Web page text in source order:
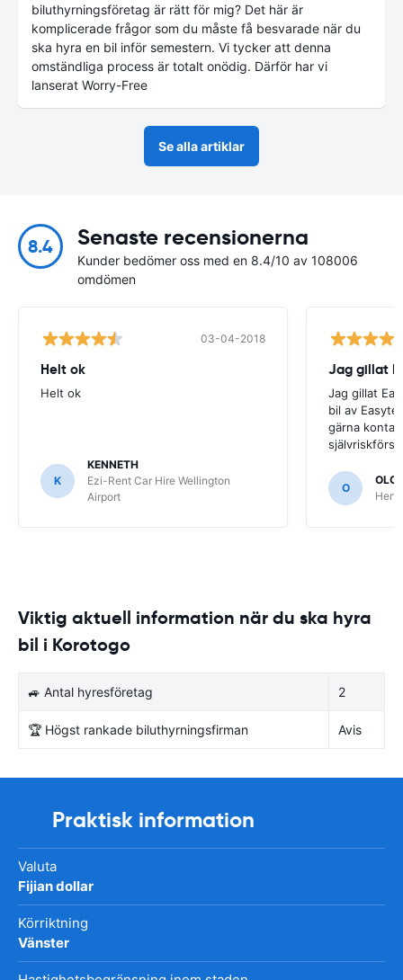
biluthyrningsföretag är rätt för mig? Det här är
komplicerade frågor som du måste få besvarade när du
ska hyra en bil inför semestern. Vi tycker att denna
omständliga process är totalt onödig. Därför har vi
lanserat Worry-Free
Se alla artiklar
8.4 Senaste recensionerna
Kunder bedömer oss med en 8.4/10 av 108006
omdömen
03-04-2018
Helt ok
Helt ok
K
KENNETH
Ezi-Rent Car Hire Wellington
Airport
Jag gillat
Jag gillat
bil av
gärna
O
OLOF
Viktig aktuell information när du ska hyra
bil i Korotogo
🚙 Antal hyresföretag 2
🏆 Högst rankade biluthyrningsfirman Avis
Praktisk information
Valuta
Fijian dollar
Körriktning
Vänster